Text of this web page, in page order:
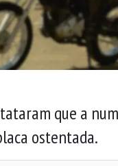
que a
ostentada.